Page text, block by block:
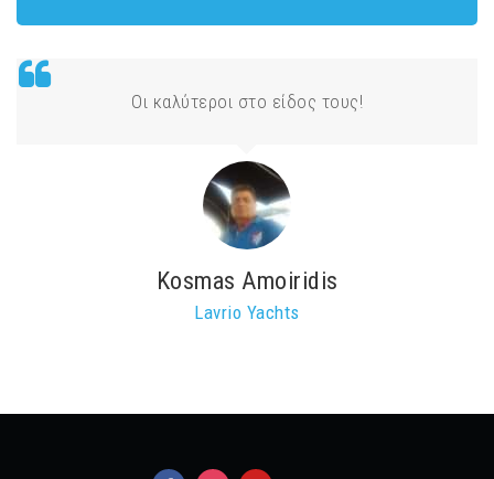
Οι καλύτεροι στο είδος τους!
Kosmas Amoiridis
Lavrio Yachts